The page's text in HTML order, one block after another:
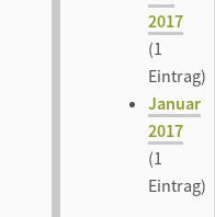
2017
(1
Eintrag)
Januar
2017
(1
Eintrag)